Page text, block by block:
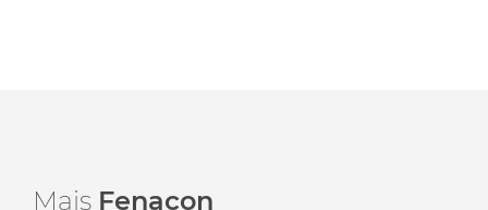
Mais Fenacon